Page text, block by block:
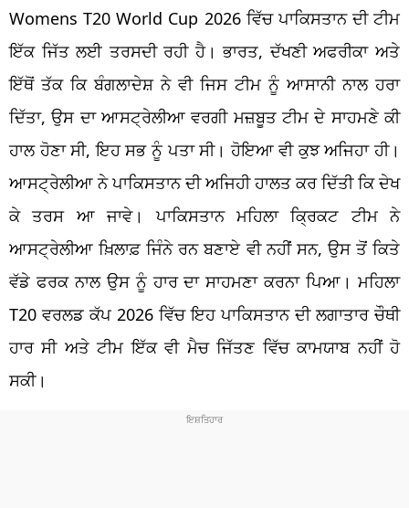
Womens T20 World Cup 2026 ਵਿੱਚ ਪਾਕਿਸਤਾਨ ਦੀ ਟੀਮ
ਇੱਕ ਜਿੱਤ ਲਈ ਤਰਸਦੀ ਰਹੀ ਹੈ। ਭਾਰਤ, ਦੱਖਣੀ ਅਫਰੀਕਾ ਅਤੇ
ਇੱਥੋਂ ਤੱਕ ਕਿ ਬੰਗਲਾਦੇਸ਼ ਨੇ ਵੀ ਜਿਸ ਟੀਮ ਨੂੰ ਆਸਾਨੀ ਨਾਲ ਹਰਾ
ਦਿੱਤਾ, ਉਸ ਦਾ ਆਸਟ੍ਰੇਲੀਆ ਵਰਗੀ ਮਜ਼ਬੂਤ ਟੀਮ ਦੇ ਸਾਹਮਣੇ ਕੀ
ਹਾਲ ਹੋਣਾ ਸੀ, ਇਹ ਸਭ ਨੂੰ ਪਤਾ ਸੀ। ਹੋਇਆ ਵੀ ਕੁਝ ਅਜਿਹਾ ਹੀ।
ਆਸਟ੍ਰੇਲੀਆ ਨੇ ਪਾਕਿਸਤਾਨ ਦੀ ਅਜਿਹੀ ਹਾਲਤ ਕਰ ਦਿੱਤੀ ਕਿ ਦੇਖ
ਕੇ ਤਰਸ ਆ ਜਾਵੇ। ਪਾਕਿਸਤਾਨ ਮਹਿਲਾ ਕ੍ਰਿਕਟ ਟੀਮ ਨੇ
ਆਸਟ੍ਰੇਲੀਆ ਖ਼ਿਲਾਫ਼ ਜਿੰਨੇ ਰਨ ਬਣਾਏ ਵੀ ਨਹੀਂ ਸਨ, ਉਸ ਤੋਂ ਕਿਤੇ
ਵੱਡੇ ਫਰਕ ਨਾਲ ਉਸ ਨੂੰ ਹਾਰ ਦਾ ਸਾਹਮਣਾ ਕਰਨਾ ਪਿਆ। ਮਹਿਲਾ
T20 ਵਰਲਡ ਕੱਪ 2026 ਵਿੱਚ ਇਹ ਪਾਕਿਸਤਾਨ ਦੀ ਲਗਾਤਾਰ ਚੌਥੀ
ਹਾਰ ਸੀ ਅਤੇ ਟੀਮ ਇੱਕ ਵੀ ਮੈਚ ਜਿੱਤਣ ਵਿੱਚ ਕਾਮਯਾਬ ਨਹੀਂ ਹੋ
ਸਕੀ।